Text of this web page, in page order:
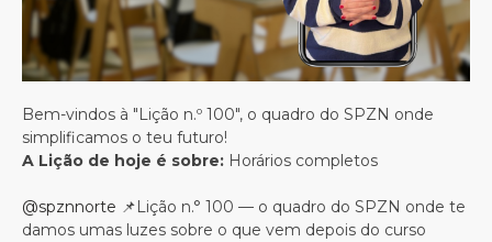
Bem-vindos à "Lição n.º 100", o quadro do SPZN onde
simplificamos o teu futuro!
A Lição de hoje é sobre: Horários completos
@spznnorte 📌Lição n.° 100 — o quadro do SPZN onde te
damos umas luzes sobre o que vem depois do curso